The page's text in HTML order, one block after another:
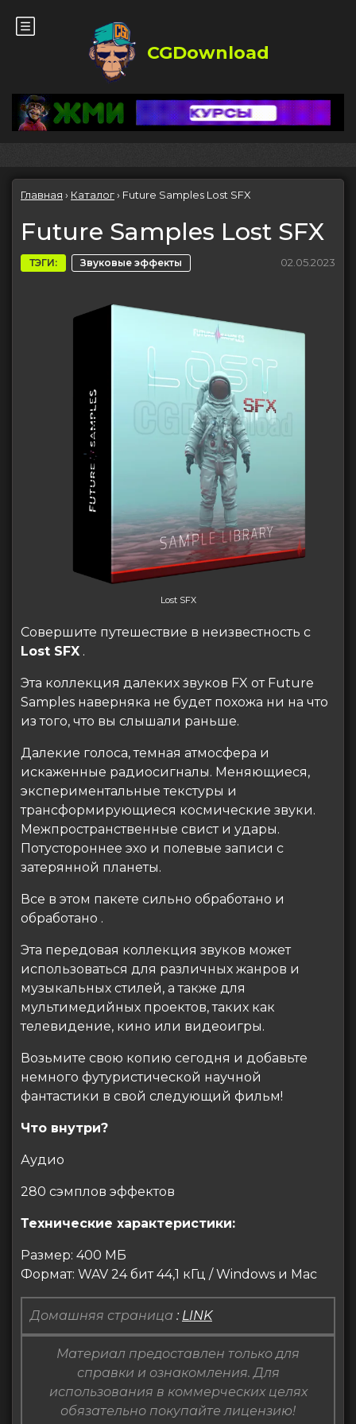
CGDownload
Главная › Каталог› Future Samples Lost SFX
Future Samples Lost SFX
ТЭГИ: Звуковые эффекты 02.05.2023
Lost SFX
Совершите путешествие в неизвестность с
Lost SFX .
Эта коллекция далеких звуков FX от Future
Samples наверняка не будет похожа ни на что
из того, что вы слышали раньше.
Далекие голоса, темная атмосфера и
искаженные радиосигналы. Меняющиеся,
экспериментальные текстуры и
трансформирующиеся космические звуки.
Межпространственные свист и удары.
Потустороннее эхо и полевые записи с
затерянной планеты.
Все в этом пакете сильно обработано и
обработано .
Эта передовая коллекция звуков может
использоваться для различных жанров и
музыкальных стилей, а также для
мультимедийных проектов, таких как
телевидение, кино или видеоигры.
Возьмите свою копию сегодня и добавьте
немного футуристической научной
фантастики в свой следующий фильм!
Что внутри?
Аудио
280 сэмплов эффектов
Технические характеристики:
Размер: 400 МБ
Формат: WAV 24 бит 44,1 кГц / Windows и Mac
Домашняя страница : LINK
Материал предоставлен только для
справки и ознакомления. Для
использования в коммерческих целях
обязательно покупайте лицензию!